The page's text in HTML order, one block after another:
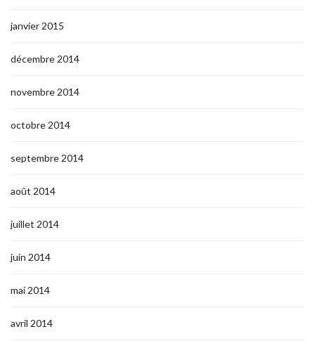
janvier 2015
décembre 2014
novembre 2014
octobre 2014
septembre 2014
août 2014
juillet 2014
juin 2014
mai 2014
avril 2014